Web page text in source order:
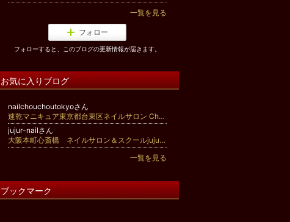
一覧を見る
フォロー
フォローすると、このブログの更新情報が届きます。
お気に入りブログ
nailchouchoutokyoさん
速乾マニキュア東京都台東区ネイルサロン Chou Chou TOKYO東上野店(シュシュトウキョウ)
jujur-nailさん
大阪本町心斎橋 ネイルサロン＆スクールjujur BLOG～ バリスタイルで癒しの空間～
一覧を見る
ブックマーク